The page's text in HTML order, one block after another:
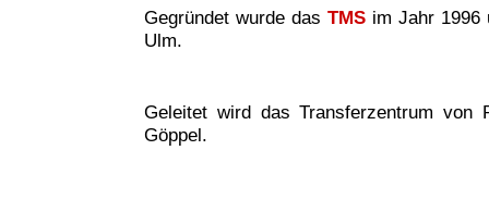
Gegründet wurde das TMS im Jahr
Ulm.
Geleitet wird das Transferzentrum von
Göppel.